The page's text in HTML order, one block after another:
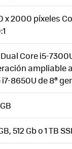
x 2000 píxeles
Core i5-
ampliable
i7-8650U de 8ª
512 Gb o 1 TB